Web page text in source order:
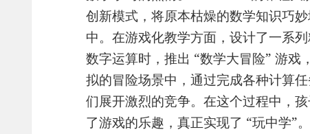
创新模式，将原本枯燥的数学知识巧
中。在游戏化教学方面，设计了一系
数字运算时，推出 “数学大冒险” 游
拟的冒险场景中，通过完成各种计算
们展开激烈的竞争。在这个过程中，
了游戏的乐趣，真正实现了 “玩中学”